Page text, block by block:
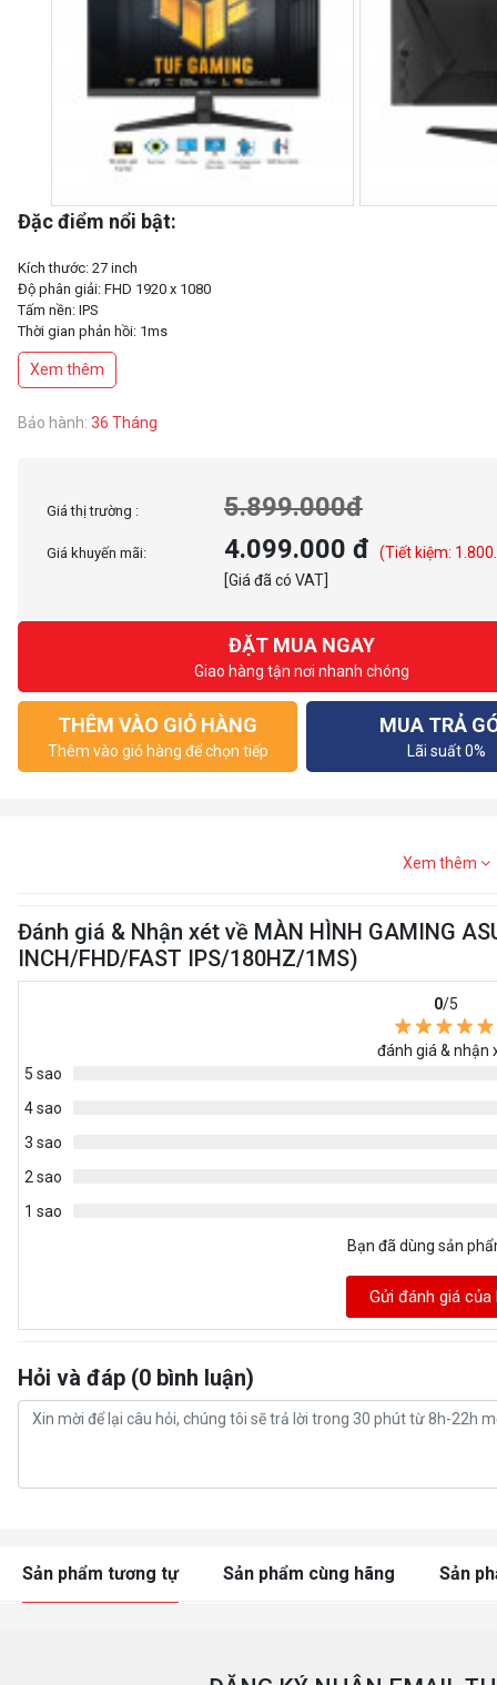
Đặc điểm nổi bật:
Kích thước: 27 inch
Độ phân giải: FHD 1920 x 1080
Tấm nền: IPS
Thời gian phản hồi: 1ms
Tần số quét: 180Hz
Tỉ lệ tương phản: 1000:1
Độ sáng: 250nits
Tích hợp loa: 2x 2W
Xem thêm
Bảo hành: 36 Tháng
Giá thị trường : 5.899.000đ
Giá khuyến mãi: 4.099.000 đ
(Tiết kiệm:
[Giá đã có VAT]
ĐẶT MUA NGAY
Giao hàng tận nơi nhanh chóng
THÊM VÀO GIỎ HÀNG
Thêm vào giỏ hàng để chọn tiếp
MUA TRẢ
Lãi suất 0%
Xem thêm
Đánh giá & Nhận xét về MÀN HÌNH GAMING
INCH/FHD/FAST IPS/180HZ/1MS)
0/5
đánh giá & nhận
5 sao
4 sao
3 sao
2 sao
1 sao
Bạn đã dùng sản
Gửi đánh giá của
Hỏi và đáp (0 bình luận)
Sản phẩm tương tự Sản phẩm cùng hãng Sản